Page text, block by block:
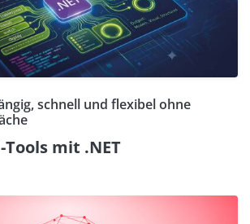
schnell und flexibel ohne
mit .NET